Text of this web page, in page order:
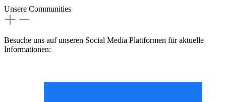
Unsere Communities
Besuche uns auf unseren Social Media Plattformen für aktuelle
Informationen: